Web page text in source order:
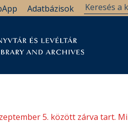
Adatbázisok
5. között zárva tart.